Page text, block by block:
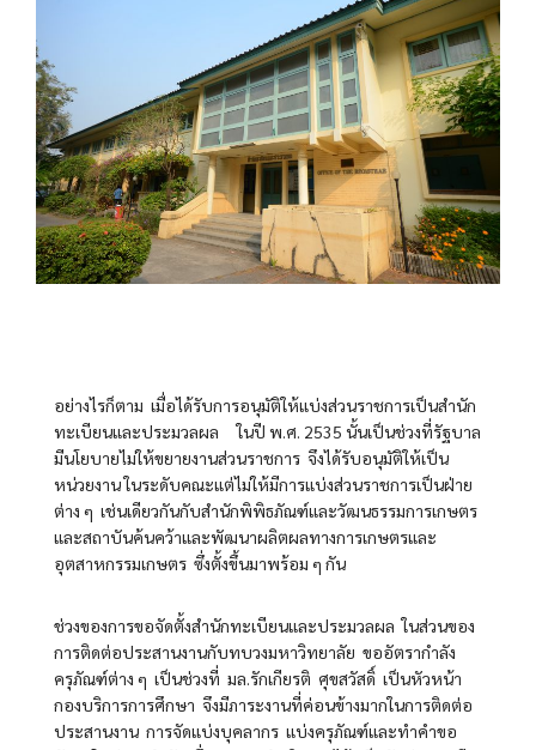
อย่างไรก็ตาม เมื่อได้รับการอนุมัติให้แบ่งส่วนราชการเป็นสำนัก
ทะเบียนและประมวลผล ในปี พ.ศ. 2535 นั้นเป็นช่วงที่รัฐบาล
มีนโยบายไม่ให้ขยายงานส่วนราชการ จึงได้รับอนุมัติให้เป็น
หน่วยงาน ในระดับคณะแต่ไม่ให้มีการแบ่งส่วนราชการเป็นฝ่าย
ต่าง ๆ เช่นเดียวกันกับสำนักพิพิธภัณฑ์และวัฒนธรรมการเกษตร
และสถาบันค้นคว้าและพัฒนาผลิตผลทางการเกษตรและ
อุตสาหกรรมเกษตร ซึ่งตั้งขึ้นมาพร้อม ๆ กัน
ช่วงของการขอจัดตั้งสำนักทะเบียนและประมวลผล ในส่วนของ
การติดต่อประสานงานกับทบวงมหาวิทยาลัย ขออัตรากำลัง
ครุภัณฑ์ต่าง ๆ เป็นช่วงที่ มล.รักเกียรติ ศุขสวัสดิ์ เป็นหัวหน้า
กองบริการการศึกษา จึงมีภาระงานที่ค่อนข้างมากในการติดต่อ
ประสานงาน การจัดแบ่งบุคลากร แบ่งครุภัณฑ์และทำคำขอ